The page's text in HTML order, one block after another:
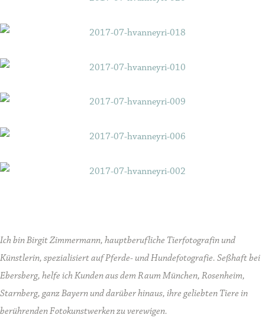
Ich bin Birgit Zimmermann, hauptberufliche Tierfotografin und
Künstlerin, spezialisiert auf Pferde- und Hundefotografie. Seßhaft bei
Ebersberg, helfe ich Kunden aus dem Raum München, Rosenheim,
Starnberg, ganz Bayern und darüber hinaus, ihre geliebten Tiere in
berührenden Fotokunstwerken zu verewigen.